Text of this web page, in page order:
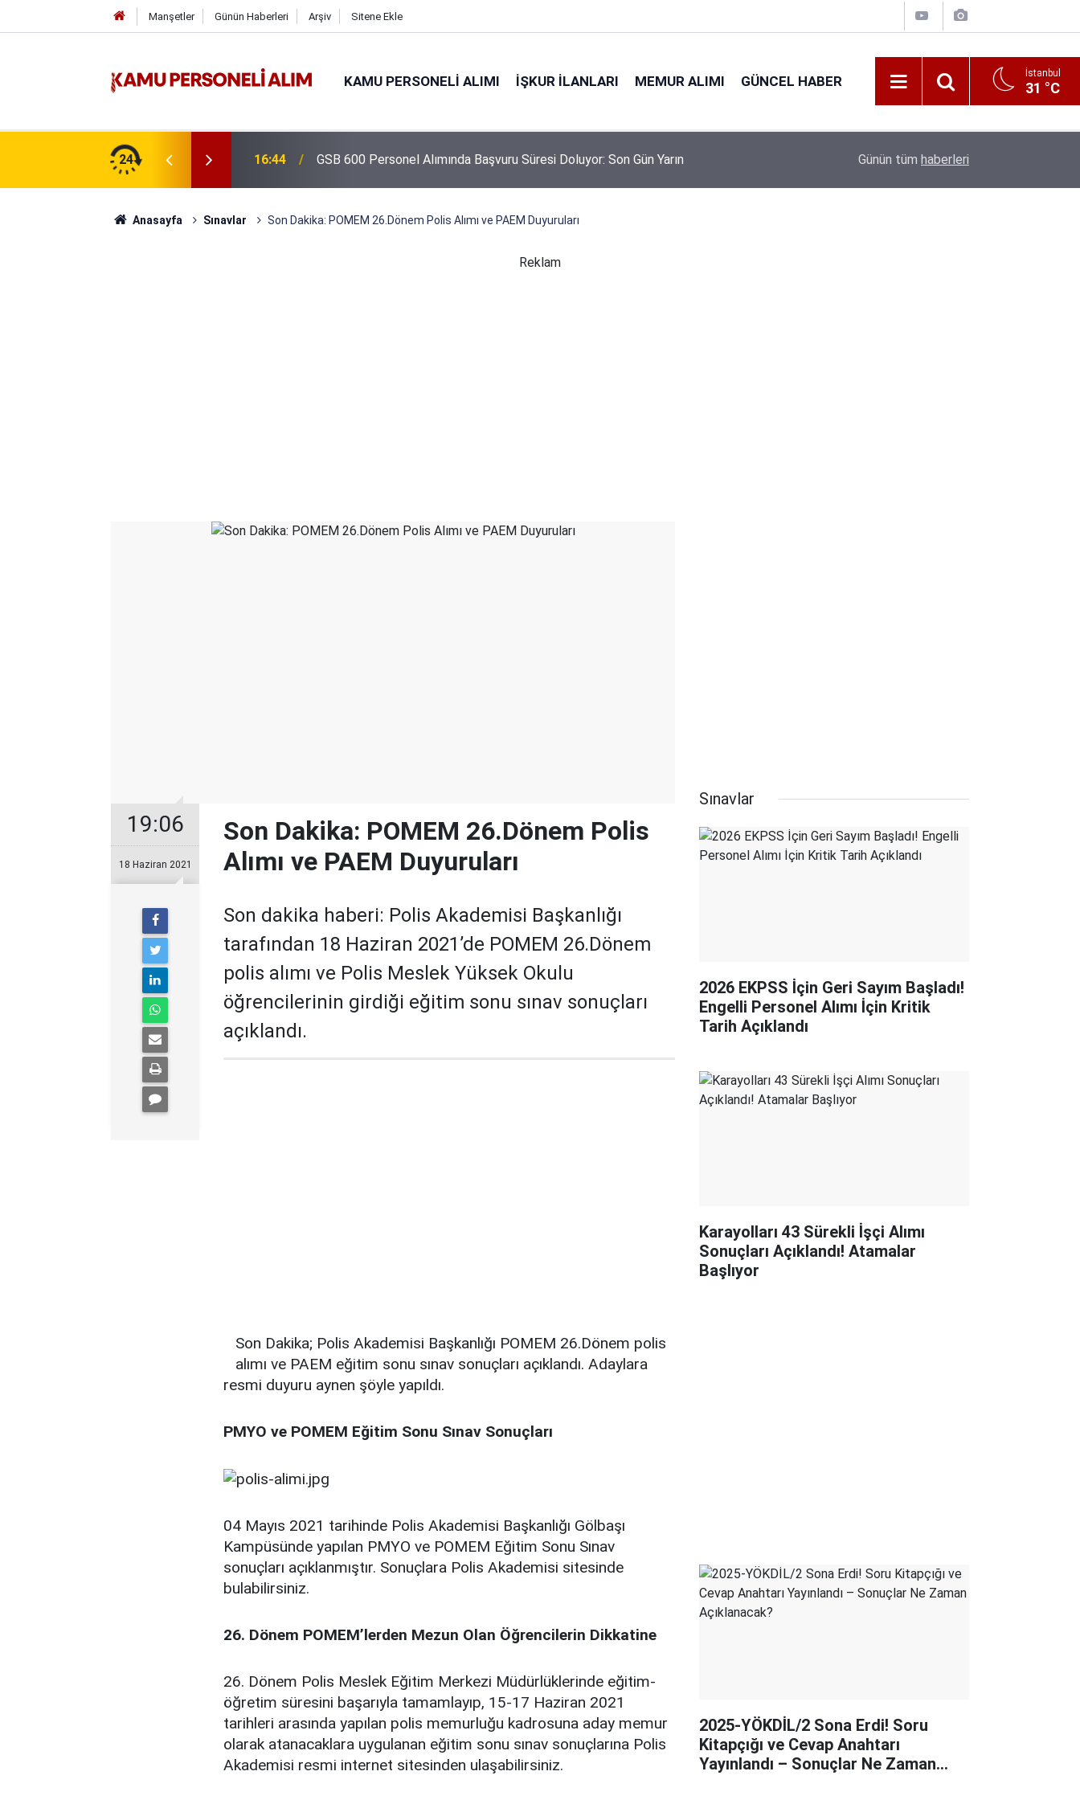
Manşetler Günün Haberleri Arşiv Sitene Ekle
KAMU PERSONELI ALIMI İŞKUR İLANLARI MEMUR ALIMI GÜNCEL HABER İstanbul
31 °C
24
Gündemde! Bakan Çiftçi Süreci
16:44 GSB 600 Personel Alımında Başvuru Süresi Doluyor: Son Gün Yarın Kıyı Emniyeti Genel Müdürlüğü 26 İşçi Alımı
Günün tüm haberleri
Anasayfa Sınavlar Son Dakika: POMEM 26.Dönem Polis Alımı ve PAEM Duyuruları
Reklam
19:06
18 Haziran 2021
Son Dakika: POMEM 26.Dönem Polis
Alımı ve PAEM Duyuruları
Son dakika haberi: Polis Akademisi Başkanlığı
tarafından 18 Haziran 2021’de POMEM 26.Dönem
polis alımı ve Polis Meslek Yüksek Okulu
öğrencilerinin girdiği eğitim sonu sınav sonuçları
açıklandı.
Son Dakika; Polis Akademisi Başkanlığı POMEM 26.Dönem polis
alımı ve PAEM eğitim sonu sınav sonuçları açıklandı. Adaylara
resmi duyuru aynen şöyle yapıldı.
PMYO ve POMEM Eğitim Sonu Sınav Sonuçları
04 Mayıs 2021 tarihinde Polis Akademisi Başkanlığı Gölbaşı
Kampüsünde yapılan PMYO ve POMEM Eğitim Sonu Sınav
sonuçları açıklanmıştır. Sonuçlara Polis Akademisi sitesinde
bulabilirsiniz.
26. Dönem POMEM’lerden Mezun Olan Öğrencilerin Dikkatine
26. Dönem Polis Meslek Eğitim Merkezi Müdürlüklerinde eğitim-
öğretim süresini başarıyla tamamlayıp, 15-17 Haziran 2021
tarihleri arasında yapılan polis memurluğu kadrosuna aday memur
olarak atanacaklara uygulanan eğitim sonu sınav sonuçlarına Polis
Akademisi resmi internet sitesinden ulaşabilirsiniz.
Sınavlar
2026 EKPSS İçin Geri Sayım Başladı!
Engelli Personel Alımı İçin Kritik
Tarih Açıklandı
Karayolları 43 Sürekli İşçi Alımı
Sonuçları Açıklandı! Atamalar
Başlıyor
2025-YÖKDİL/2 Sona Erdi! Soru
Kitapçığı ve Cevap Anahtarı
Yayınlandı – Sonuçlar Ne Zaman